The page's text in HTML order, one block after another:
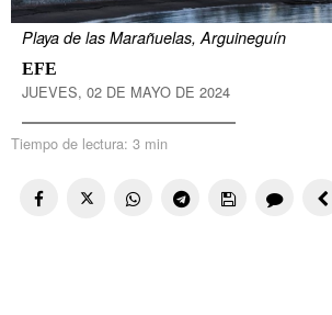
Playa de las Marañuelas, Arguineguín
EFE
JUEVES, 02 DE MAYO DE 2024
Tiempo de lectura: 3 min